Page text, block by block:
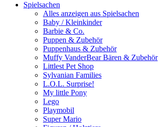
Spielsachen
Alles anzeigen aus Spielsachen
Baby / Kleinkinder
Barbie & Co.
Puppen & Zubehör
Puppenhaus & Zubehör
Muffy VanderBear Bären & Zubehör
Littlest Pet Shop
Sylvanian Families
L.O.L. Surprise!
My little Pony
Lego
Playmobil
Super Mario